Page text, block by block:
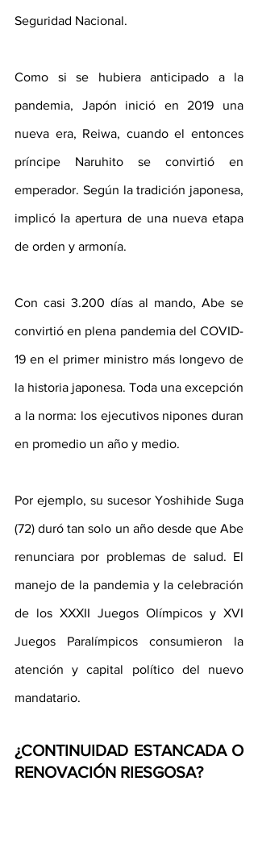
Seguridad Nacional.
Como si se hubiera anticipado a la
pandemia, Japón inició en 2019 una
nueva era, Reiwa, cuando el entonces
príncipe Naruhito se convirtió en
emperador. Según la tradición japonesa,
implicó la apertura de una nueva etapa
de orden y armonía.
Con casi 3.200 días al mando, Abe se
convirtió en plena pandemia del COVID-
19 en el primer ministro más longevo de
la historia japonesa. Toda una excepción
a la norma: los ejecutivos nipones duran
en promedio un año y medio.
Por ejemplo, su sucesor Yoshihide Suga
(72) duró tan solo un año desde que Abe
renunciara por problemas de salud. El
manejo de la pandemia y la celebración
de los XXXII Juegos Olímpicos y XVI
Juegos Paralímpicos consumieron la
atención y capital político del nuevo
mandatario.
¿CONTINUIDAD ESTANCADA O
RENOVACIÓN RIESGOSA?